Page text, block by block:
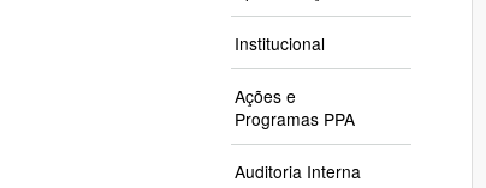
Institucional
Ações e
Programas PPA
Auditoria Interna